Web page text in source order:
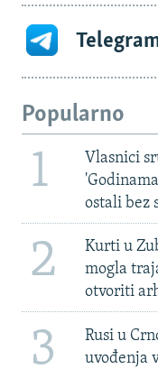
Popularno
1
Vlasnici
ostali bez
2
Kurti u
mogla
otvoriti
3
Rusi u
uvođenja